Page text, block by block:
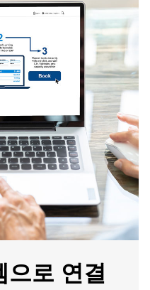
으로 연결